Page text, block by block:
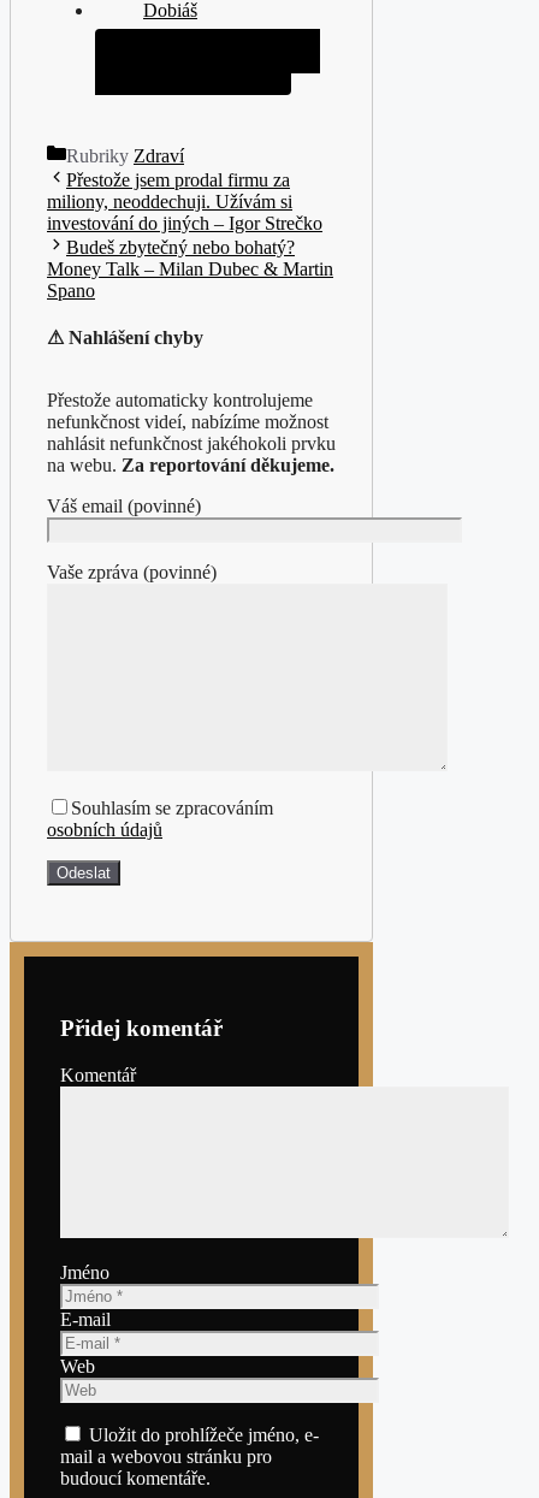
Rubriky Zdraví
Přestože jsem prodal firmu za
miliony, neoddechuji. Užívám si
investování do jiných – Igor Strečko
Budeš zbytečný nebo bohatý?
Money Talk – Milan Dubec & Martin
Spano
⚠ Nahlášení chyby
Přestože automaticky kontrolujeme
nefunkčnost videí, nabízíme možnost
nahlásit nefunkčnost jakéhokoli prvku
na webu. Za reportování děkujeme.
Váš email (povinné)
Vaše zpráva (povinné)
Souhlasím se zpracováním
osobních údajů
Přidej komentář
Komentář
Jméno
E-mail
Web
Uložit do prohlížeče jméno, e-
mail a webovou stránku pro
budoucí komentáře.